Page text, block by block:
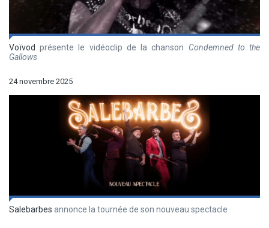
Voïvod présente le vidéoclip de la chanson Condemned to the
Gallows
24 novembre 2025
Salebarbes annonce la tournée de son nouveau spectacle